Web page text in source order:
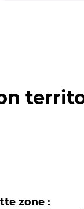
zone :